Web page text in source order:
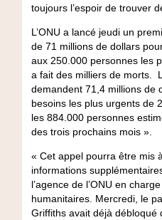
toujours l’espoir de trouver
L’ONU a lancé jeudi un
de 71 millions de dollars
aux 250.000 personnes les
a fait des milliers de morts.
demandent 71,4 millions de
besoins les plus urgents de
les 884.000 personnes
des trois prochains mois ».
« Cet appel pourra être mis
informations
l’agence de l’ONU en
humanitaires. Mercredi, le
Griffiths avait déjà débloqué